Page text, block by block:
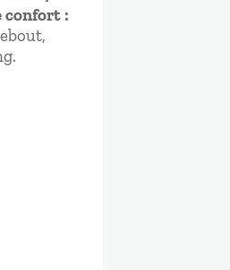
confort :